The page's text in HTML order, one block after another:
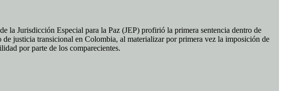
la Jurisdicción Especial para la Paz (JEP) profirió la primera sentencia dentro de
justicia transicional en Colombia, al materializar por primera vez la imposición de
por parte de los comparecientes.